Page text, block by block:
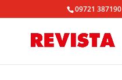
09721 387190